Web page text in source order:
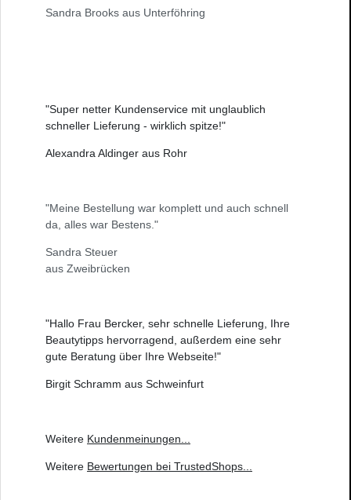
Sandra Brooks aus Unterföhring
"Super netter Kundenservice mit unglaublich
schneller Lieferung - wirklich spitze!"
Alexandra Aldinger aus Rohr
"Meine Bestellung war komplett und auch schnell
da, alles war Bestens."
Sandra Steuer
aus Zweibrücken
"Hallo Frau Bercker, sehr schnelle Lieferung, Ihre
Beautytipps hervorragend, außerdem eine sehr
gute Beratung über Ihre Webseite!"
Birgit Schramm aus Schweinfurt
Weitere Kundenmeinungen
Weitere Bewertungen bei TrustedShops